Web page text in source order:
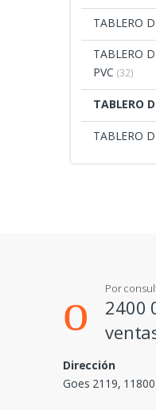
TABLERO
TABLERO
PVC (32)
TABLERO
TABLERO
Por
2400
Dirección
Goes 2119,